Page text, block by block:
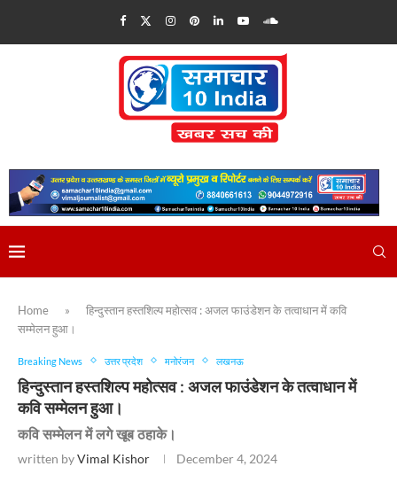
Home »
हिन्दुस्तान हस्तशिल्प महोत्सव : अजल फाउंडेशन के तत्वाधान में कवि
सम्मेलन हुआ।
Breaking News उत्तर प्रदेश मनोरंजन लखनऊ
हिन्दुस्तान हस्तशिल्प महोत्सव : अजल फाउंडेशन के तत्वाधान में
कवि सम्मेलन हुआ।
कवि सम्मेलन में लगे खूब ठहाके।
written byVimal Kishor December 4, 2024